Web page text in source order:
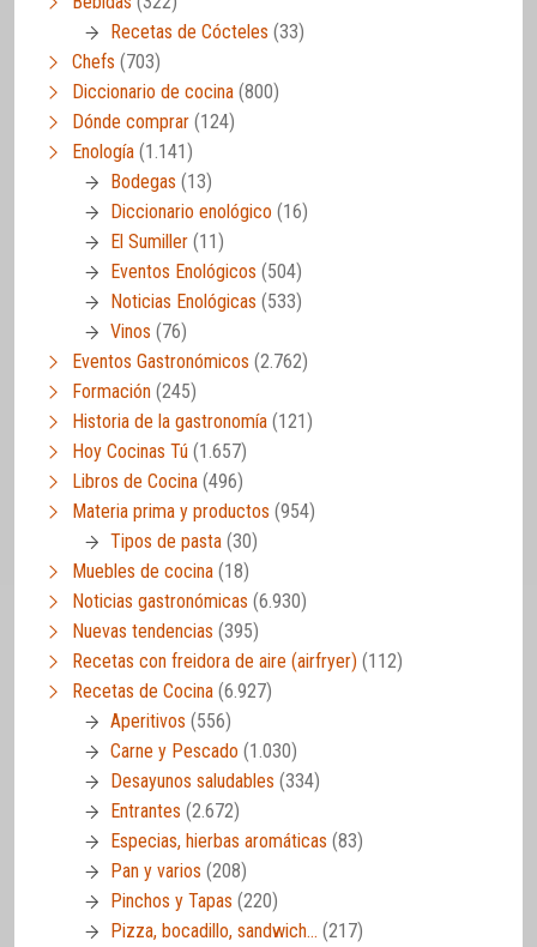
Recetas de Cócteles (33)
Chefs (703)
Diccionario de cocina (800)
Dónde comprar (124)
Enología (1.141)
Bodegas (13)
Diccionario enológico (16)
El Sumiller (11)
Eventos Enológicos (504)
Noticias Enológicas (533)
Vinos (76)
Eventos Gastronómicos (2.762)
Formación (245)
Historia de la gastronomía (121)
Hoy Cocinas Tú (1.657)
Libros de Cocina (496)
Materia prima y productos (954)
Tipos de pasta (30)
Muebles de cocina (18)
Noticias gastronómicas (6.930)
Nuevas tendencias (395)
Recetas con freidora de aire (airfryer) (112)
Recetas de Cocina (6.927)
Aperitivos (556)
Carne y Pescado (1.030)
Desayunos saludables (334)
Entrantes (2.672)
Especias, hierbas aromáticas (83)
Pan y varios (208)
Pinchos y Tapas (220)
Pizza, bocadillo, sandwich… (217)